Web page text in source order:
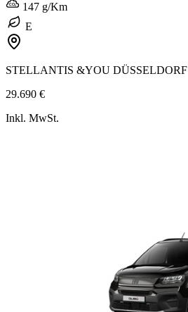
147 g/Km
E
STELLANTIS &YOU DÜSSELDORF
29.690 €
Inkl. MwSt.